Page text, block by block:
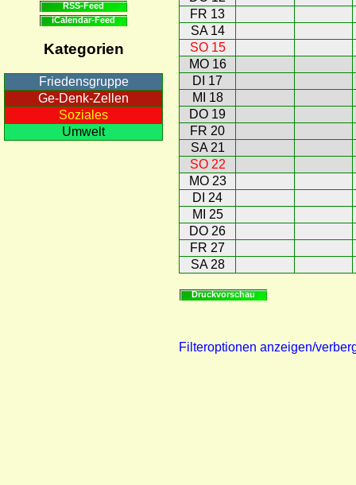
RSS-Feed
iCalendar-Feed
Kategorien
Friedensgruppe
Ge-Denk-Zellen
Soziales
Umwelt
FR 13
SA 14
SO 15
MO 16
DI 17
MI 18
DO 19
FR 20
SA 21
SO 22
MO 23
DI 24
MI 25
DO 26
FR 27
SA 28
Druckvorschau
Filteroptionen anzeigen/